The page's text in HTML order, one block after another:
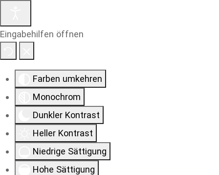
Eingabehilfen öffnen
Farben umkehren
Monochrom
Dunkler Kontrast
Heller Kontrast
Niedrige Sättigung
Hohe Sättigung